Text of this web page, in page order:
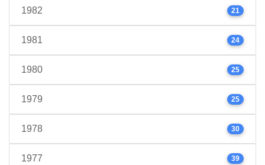
1982 21
1981 24
1980 25
1979 25
1978 30
1977 39